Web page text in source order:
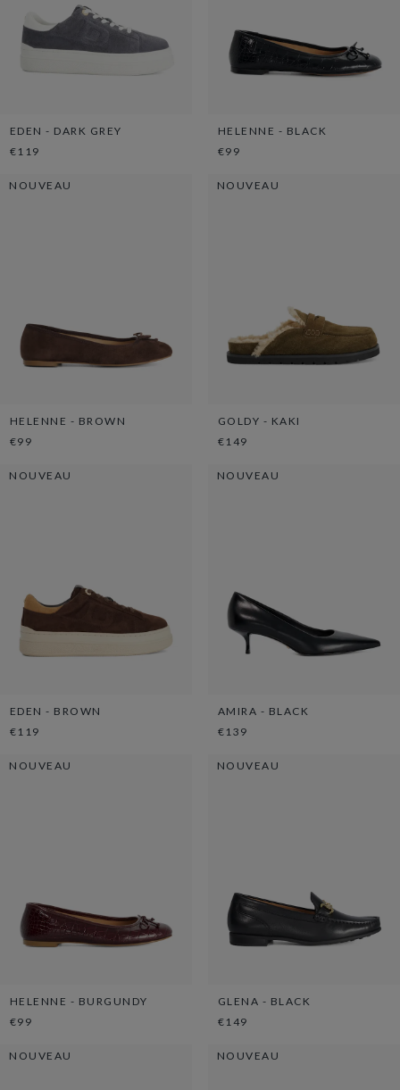
EDEN - DARK GREY
€119
HELENNE - BLACK
€99
NOUVEAU
HELENNE - BROWN
€99
NOUVEAU
GOLDY - KAKI
€149
NOUVEAU
EDEN - BROWN
€119
NOUVEAU
AMIRA - BLACK
€139
NOUVEAU
HELENNE - BURGUNDY
€99
NOUVEAU
GLENA - BLACK
€149
NOUVEAU NOUVEAU